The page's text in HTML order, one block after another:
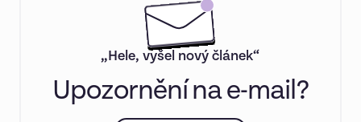
„Hele, vyšel nový článek“
Upozornění na e-mail?